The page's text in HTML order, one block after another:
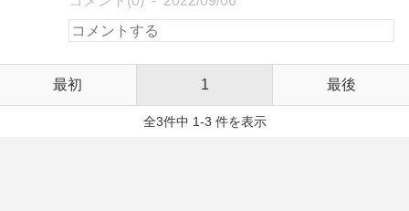
最初 1 最後
全3件中 1-3 件を表示